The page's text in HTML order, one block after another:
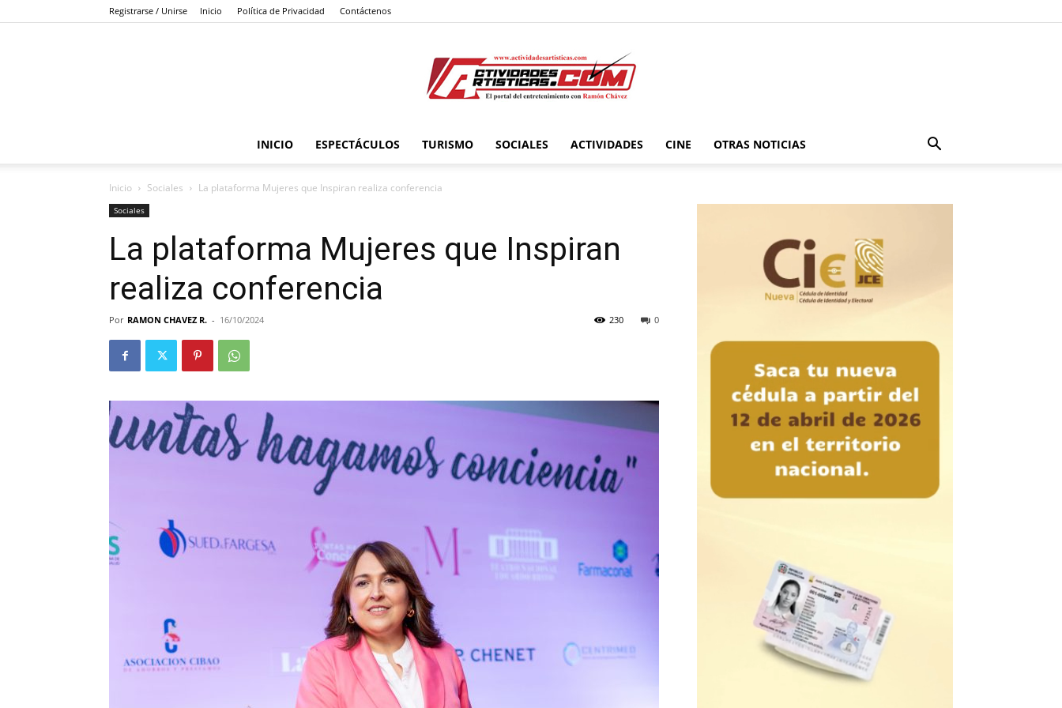
Registrarse / Unirse Inicio Política de Privacidad Contáctenos
Actividadesartisticas.com
INICIO ESPECTÁCULOS TURISMO SOCIALES ACTIVIDADES CINE OTRAS NOTICIAS
Inicio Sociales La plataforma Mujeres que Inspiran realiza conferencia
Sociales
La plataforma Mujeres que Inspiran
realiza conferencia
Por RAMON CHAVEZ R. - 16/10/2024 0
230